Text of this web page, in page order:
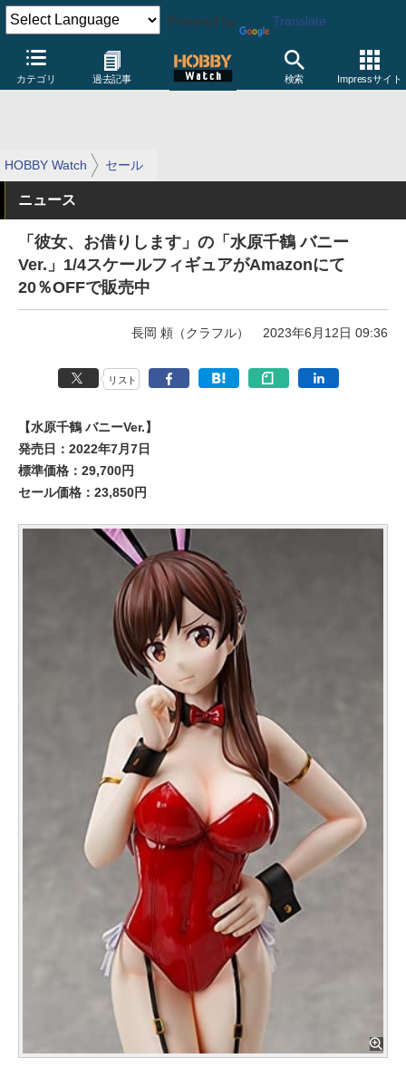
Powered by Translate
カテゴリ 過去記事 検索 Impressサイト
HOBBY Watch セール
ニュース
「彼女、お借りします」の「水原千鶴 バニー
Ver.」1/4スケールフィギュアがAmazonにて
20％OFFで販売中
長岡 頼（クラフル） 2023年6月12日 09:36
リスト
【水原千鶴 バニーVer.】
発売日：2022年7月7日
標準価格：29,700円
セール価格：23,850円